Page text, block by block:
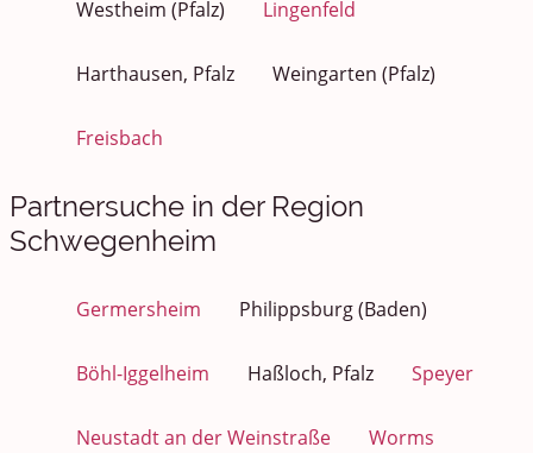
Westheim (Pfalz) Lingenfeld
Harthausen, Pfalz Weingarten (Pfalz)
Freisbach
Partnersuche in der Region
Schwegenheim
Germersheim Philippsburg (Baden)
Böhl-Iggelheim Haßloch, Pfalz Speyer
Neustadt an der Weinstraße Worms